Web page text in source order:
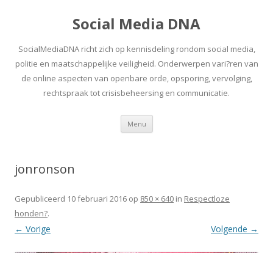
Social Media DNA
SocialMediaDNA richt zich op kennisdeling rondom social media,
politie en maatschappelijke veiligheid. Onderwerpen vari?ren van
de online aspecten van openbare orde, opsporing, vervolging,
rechtspraak tot crisisbeheersing en communicatie.
Menu Spring
inhoud
jonronson
Gepubliceerd 10 februari 2016 op 850 × 640 in Respectloze
honden?.
← Vorige Volgende →